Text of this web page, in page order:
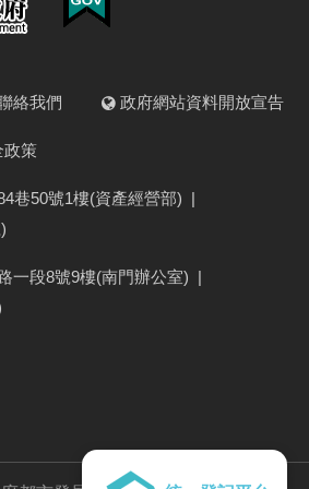
絡我們 政府網站資料開放宣告
政策
巷50號1樓(資產經營部) |
一段8號9樓(南門辦公室) |